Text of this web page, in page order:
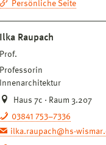
Persönliche Seite
Ilka Raupach
Prof.
Professorin
Innenarchitektur
Haus 7c · Raum 3.207
03841 753–7336
ilka.raupach@hs-